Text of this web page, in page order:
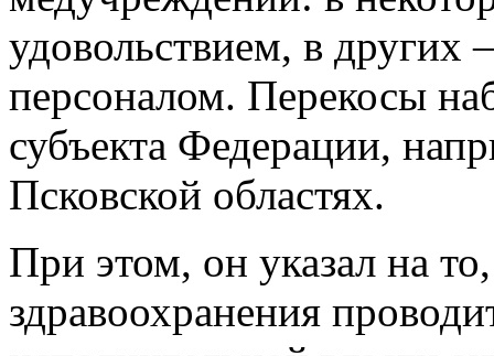
удовольствием, в других
персоналом. Перекосы
субъекта Федерации,
Псковской областях.
При этом, он указал на
здравоохранения